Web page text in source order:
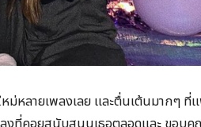
ม่หลายเพลงเลย และตื่นเต้นมากๆ ที่